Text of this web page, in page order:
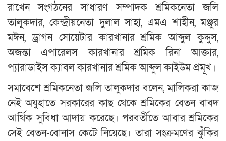
রাখেন সংগঠনের সাধারণ সম্পাদক শ্রমিকনেতা জলি
তালুকদার, কেন্দ্রীয়নেতা দুলাল সাহা, এমএ শাহীন, মঞ্জুর
মঈন, ড্রাগন সোয়েটার কারখানার শ্রমিক আব্দুল কুদ্দুস,
অজন্তা এপারেলস কারখানার শ্রমিক রিনা আক্তার,
প্যারাডাইস ক্যাবল কারখানার শ্রমিক আব্দুল কাইউম প্রমূখ।
সমাবেশে শ্রমিকনেতা জলি তালুকদার বলেন, মালিকরা কাজ
নেই অযুহাতে সরকারের কাছ থেকে শ্রমিকের বেতন বাবদ
আর্থিক সুবিধা আদায় করেছে। পরবর্তীতে আবার শ্রমিকের
সেই বেতন-বোনাস কেটে নিয়েছে। তারা সংক্রমণের ঝুঁকির